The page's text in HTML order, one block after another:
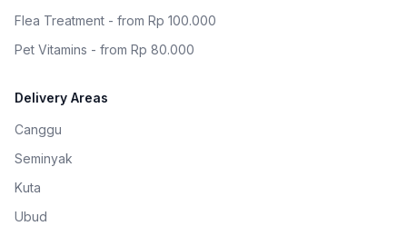
Flea Treatment - from Rp 100.000
Pet Vitamins - from Rp 80.000
Delivery Areas
Canggu
Seminyak
Kuta
Ubud